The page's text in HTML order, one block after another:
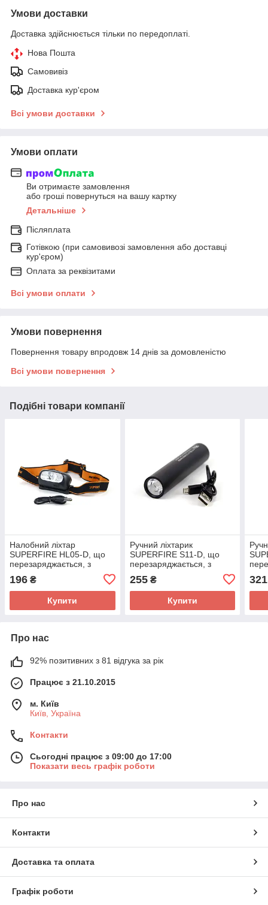
Умови доставки
Доставка здійснюється тільки по передоплаті.
Нова Пошта
Самовивіз
Доставка кур'єром
Всі умови доставки
Умови оплати
Ви отримаєте замовлення
або гроші повернуться на вашу картку
Детальніше
Післяплата
Готівкою (при самовивозі замовлення або доставці
кур'єром)
Оплата за реквізитами
Всі умови оплати
Умови повернення
Повернення товару впродовж 14 днів за домовленістю
Всі умови повернення
Подібні товари компанії
Налобний ліхтар
SUPERFIRE HL05-D, що
перезаряджається, з
196 ₴
Купити
Ручний ліхтарик
SUPERFIRE S11-D, що
перезаряджається, з
255₴
Купити
321
Про нас
92% позитивних з 81 відгука за рік
Працює з 21.10.2015
м. Київ
Київ, Україна
Контакти
Сьогодні працює з 09:00 до 17:00
Показати весь графік роботи
Про нас
Контакти
Доставка та оплата
Графік роботи